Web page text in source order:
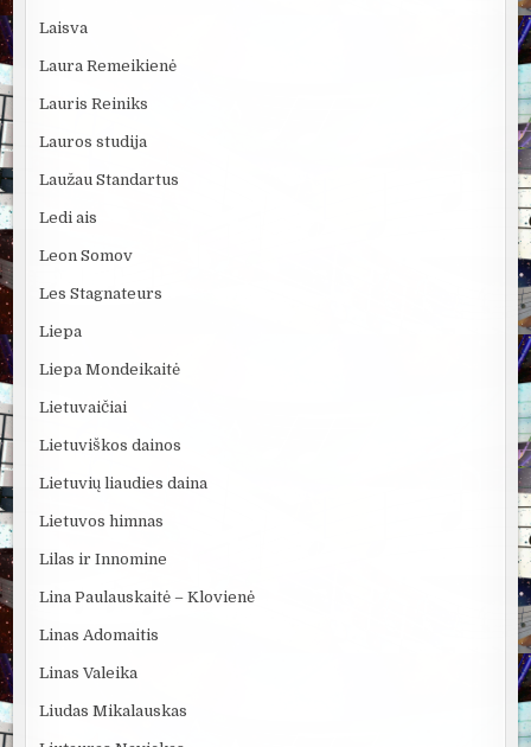
Laisva
Laura Remeikienė
Lauris Reiniks
Lauros studija
Laužau Standartus
Ledi ais
Leon Somov
Les Stagnateurs
Liepa
Liepa Mondeikaitė
Lietuvaičiai
Lietuviškos dainos
Lietuvių liaudies daina
Lietuvos himnas
Lilas ir Innomine
Lina Paulauskaitė – Klovienė
Linas Adomaitis
Linas Valeika
Liudas Mikalauskas